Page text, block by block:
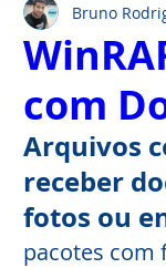
Ferramentas
Notícias
Win
com
Bruno
Arquivos
receber
fotos ou
pacotes com